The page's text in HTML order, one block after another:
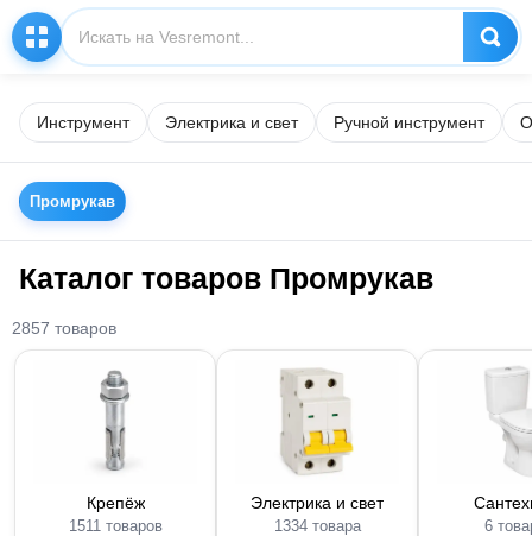
Инструмент Электрика и свет Ручной инструмент
Промрукав
Каталог товаров Промрукав
2857 товаров
Крепёж
1511 товаров
Электрика и свет
1334 товара 6